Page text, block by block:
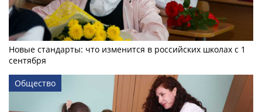
Новые стандарты: что изменится в российских школах с 1
сентября
Общество